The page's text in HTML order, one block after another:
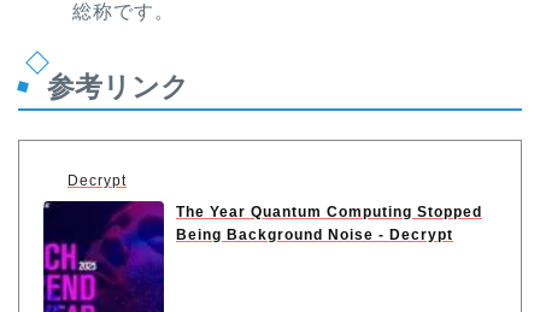
総称です。
参考リンク
Decrypt
The Year Quantum Computing Stopped
Being Background Noise - Decrypt